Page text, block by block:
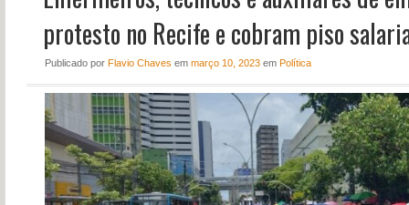
CONTATO
protesto no Recife e cobram piso
Publicado por Flavio Chaves em março 10, 2023em Política